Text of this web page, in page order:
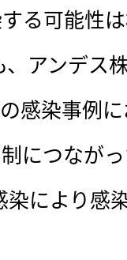
る可能性
、アンデス
感染事例
につなが
染により感